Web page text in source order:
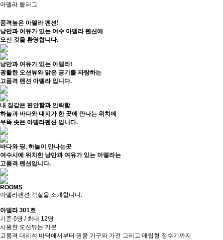
아델라 블러그
품격높은 아델라 펜션!
낭만과 여유가 있는 여수 아델라 펜션에
오신 것을 환영합니다.
낭만과 여유가 있는 아델라!
광활한 오션뷰와 맑은 공기를 자랑하는
고품격 펜션 아델라 입니다.
내 집같은 편안함과 안락함
하늘과 바다와 대지가 한 곳에 만나는 위치에
우뚝 솟은 아델라펜션 입니다.
바다와 땅, 하늘이 만나는곳
여수시에 위치한 낭만과 여유가 있는 아델라는
고품격 펜션입니다.
ROOMS
아델라펜션 객실을 소개합니다.
아델라 301호
기준 6명 / 최대 12명
시원한 오션뷰는 기본
고품격 대리석 바닥에서부터 명품 가구와 가전 그리고 매립형 정수기까지.